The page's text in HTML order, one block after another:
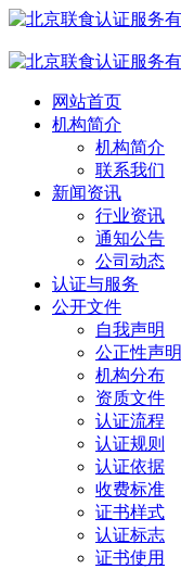
网站首页
机构简介
机构简介
联系我们
新闻资讯
行业资讯
通知公告
公司动态
认证与服务
公开文件
自我声明
公正性声明
机构分布
资质文件
认证流程
认证规则
认证依据
收费标准
证书样式
认证标志
证书使用